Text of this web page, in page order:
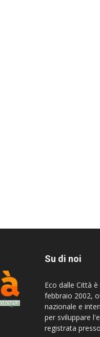
Su di noi
Eco dalle Città
febbraio 2002,
nazionale e
per sviluppare
registrata